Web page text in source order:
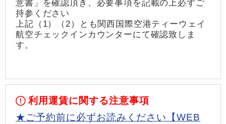
意書」を確認頂き、必要事項を記載の上必ずご
持参ください
上記（1）（2）とも関西国際空港ティーウェイ
航空チェックインカウンターにて確認致しま
す。
利用運賃に関する注意事項
★ご予約前に必ずお読みください【WEB